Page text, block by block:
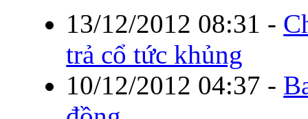
13/12/2012 08:31 -
trả cổ tức khủng
10/12/2012 04:37 -